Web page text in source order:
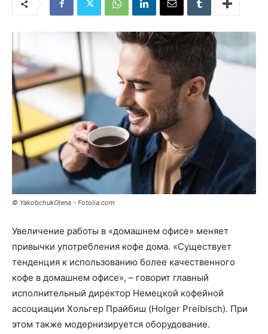
© YakobchukOlena - Fotolia.com
Увеличение работы в «домашнем офисе» меняет
привычки употребления кофе дома. «Существует
тенденция к использованию более качественного
кофе в домашнем офисе», – говорит главный
исполнительный директор Немецкой кофейной
ассоциации Хольгер Прайбиш (Holger Preibisch). При
этом также модернизируется оборудование.